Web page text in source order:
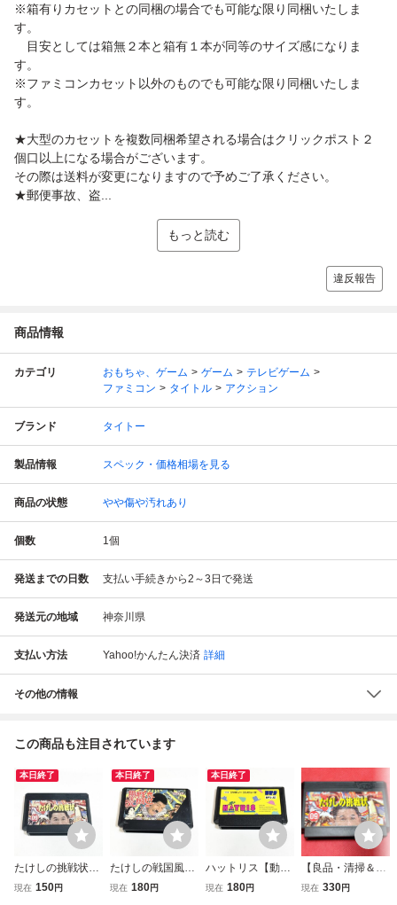
※箱有りカセットとの同梱の場合でも可能な限り同梱いたしま
す。
目安としては箱無２本と箱有１本が同等のサイズ感になりま
す。
※ファミコンカセット以外のものでも可能な限り同梱いたしま
す。
★大型のカセットを複数同梱希望される場合はクリックポスト２
個口以上になる場合がございます。
その際は送料が変更になりますので予めご了承ください。
★郵便事故、盗...
もっと読む
違反報告
商品情報
カテゴリ おもちゃ、ゲーム ゲーム
テレビゲーム
ファミコン
タイトル アクション
ブランド タイトー
製品情報 スペック・価格相場を見る
商品の状態 やや傷や汚れあり
個数 1個
発送までの日数 支払い手続きから2～3日で発送
発送元の地域 神奈川県
支払い方法 Yahoo!かんたん決済 詳細
その他の情報
この商品も注目されています
本日終了
たけしの挑戦状
【動作確認済】８
現在 150円
本日終了
たけしの戦国風雲
児【動作確認済】
現在 180円
本日終了
ハットリス【動作
確認済】８本まで
現在 180円
【良品・清掃＆動
作確認済】FC フ
現在 330円